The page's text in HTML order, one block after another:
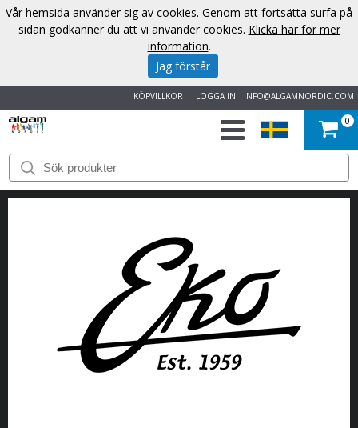
INFO@ALGAMNORDIC.COM
LOGGA IN
KÖPVILLKOR
START
VARUMÄRKEN
KONTAKT
0
Vår hemsida använder sig av cookies. Genom att fortsätta surfa på
sidan godkänner du att vi använder cookies. Klicka här för mer
information.
Jag förstår